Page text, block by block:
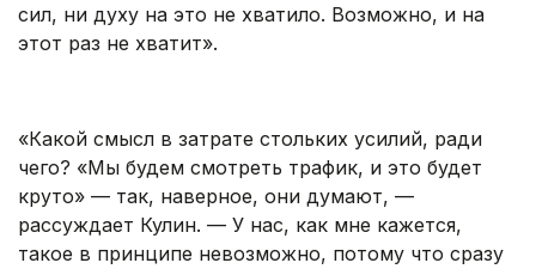
сил, ни духу на это не хватило. Возможно, и на
этот раз не хватит».
«Какой смысл в затрате стольких усилий, ради
чего? «Мы будем смотреть трафик, и это будет
круто» — так, наверное, они думают, —
рассуждает Кулин. — У нас, как мне кажется,
такое в принципе невозможно, потому что сразу